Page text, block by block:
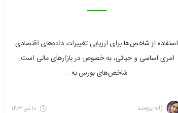
استفاده از شاخص‌ها برای ارزیابی تغییرات داده‌های اقتصادی
امری اساسی و حیاتی، به خصوص در بازارهای مالی است.
شاخص‌های بورس به...
ژاله برومند